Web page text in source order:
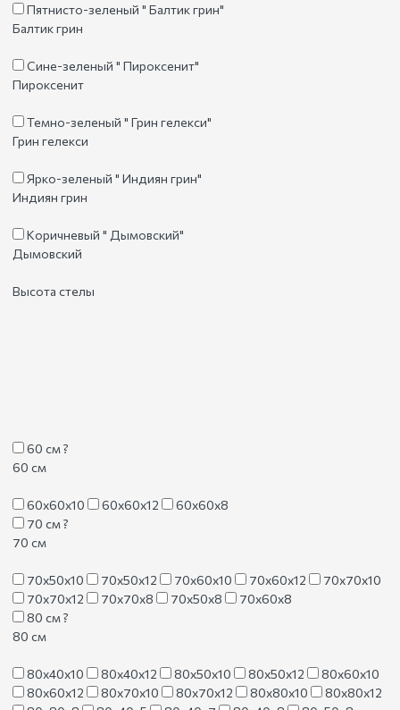
Пятнисто-зеленый " Балтик грин"
Балтик грин
Сине-зеленый " Пироксенит"
Пироксенит
Темно-зеленый " Грин гелекси"
Грин гелекси
Ярко-зеленый " Индиян грин"
Индиян грин
Коричневый " Дымовский"
Дымовский
Высота стелы
60 см?
60 см
60х60х10 60х60х12
60х60х8
70 см?
70 см
70х50х10 70х50х12 70х60х10 70х60х12
70х70х10
70х70х12
70х70х8 70х50х8
70х60х8
80 см?
80 см
80х40х10 80х40х12 80х50х10 80х50х12
80х60х10
80х60х12
80х70х10 80х70х12 80х80х10
80х80х12